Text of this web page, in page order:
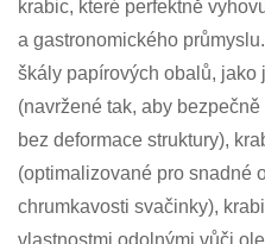
krabic, které perfektně
a gastronomického
škály papírových obalů, jako
(navržené tak, aby
bez deformace struktury),
(optimalizované pro snadné
chrumkavosti svačinky),